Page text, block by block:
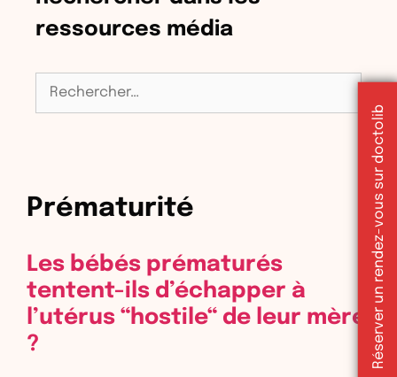
Prématurité
Les bébés prématurés
tentent-ils d’échapper à
l’utérus “hostile“ de leur mère
?
ressources média
Rechercher :
Réserver un rendez-vous sur doctolib